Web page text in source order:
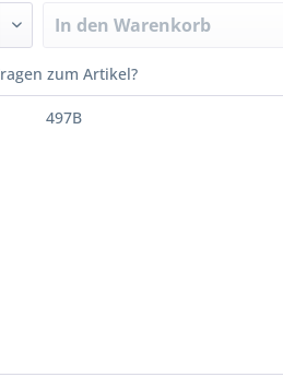
In den Warenkorb
zum Artikel?
497B